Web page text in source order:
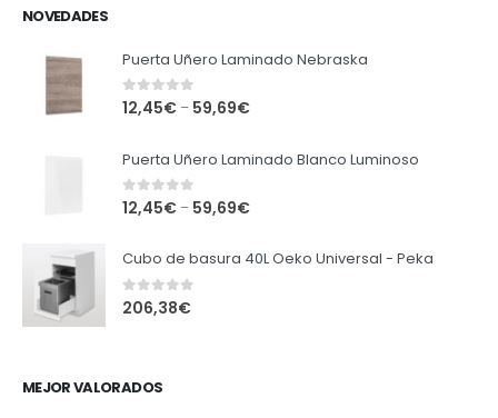
NOVEDADES
Puerta Uñero Laminado Nebraska
0out of 5
12,45€ – 59,69€
Puerta Uñero Laminado Blanco Luminoso
0out of 5
12,45€ – 59,69€
Cubo de basura 40L Oeko Universal - Peka
0out of 5
206,38€
MEJOR VALORADOS